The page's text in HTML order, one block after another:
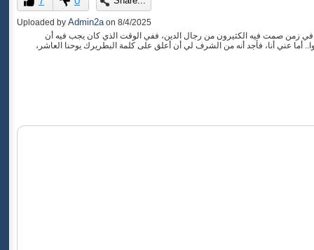
of
0
seconds
Uploaded by Admin2a on 8/4/2025
زمن صمت فيه الكثيرون من رجال الدين، ففي الوقت الذي كان يجب فيه أن
أما عني أنا، فأجد أنه من الشرف لي أن أعلق على كلمة البطريرك يوحنا العاشر،